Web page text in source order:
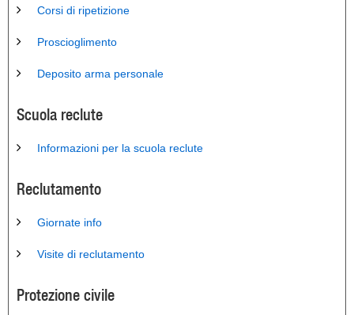
Corsi di ripetizione
Proscioglimento
Deposito arma personale
Scuola reclute
Informazioni per la scuola reclute
Reclutamento
Giornate info
Visite di reclutamento
Protezione civile